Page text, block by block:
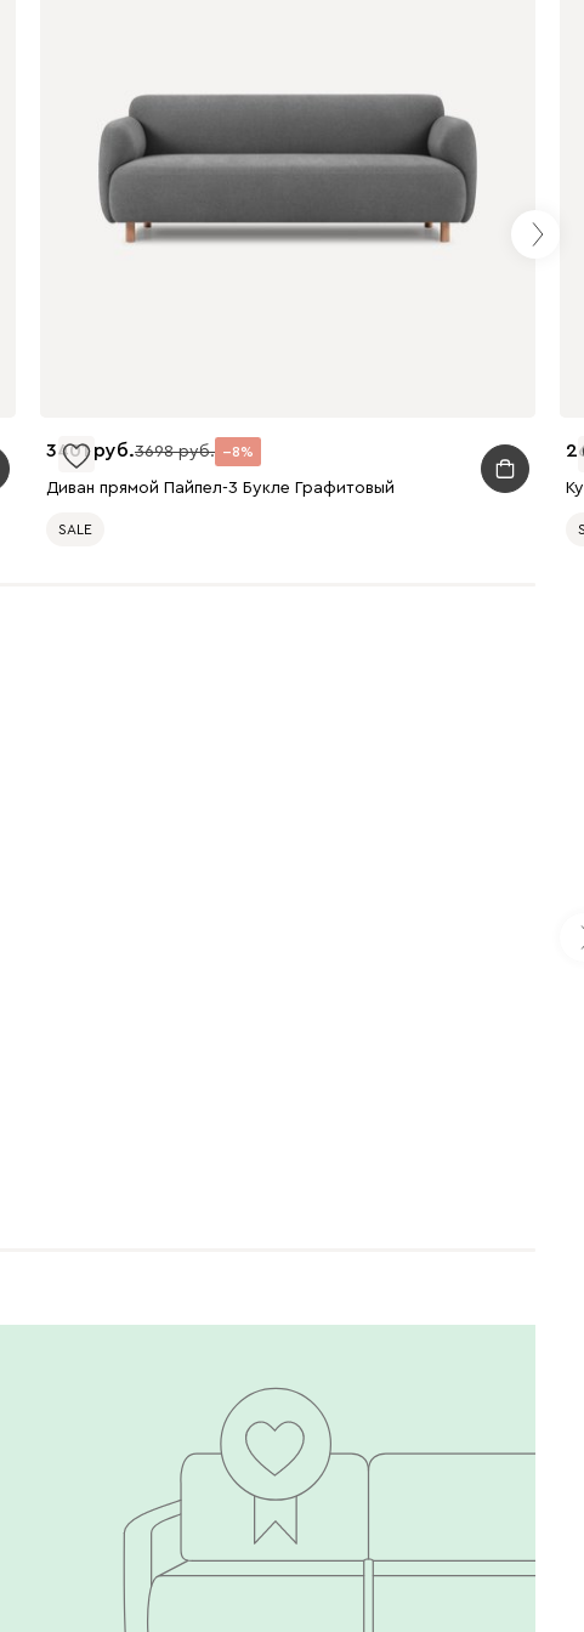
3401 3698 8
Диван прямой Пайпел-3 Букле Графитовый
SALE